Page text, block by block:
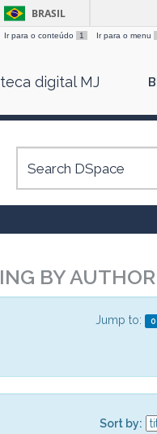
BRASIL
Ir para o conteúdo 1 Ir para o menu
digital MJ
BY
Jump to:
Sort by: